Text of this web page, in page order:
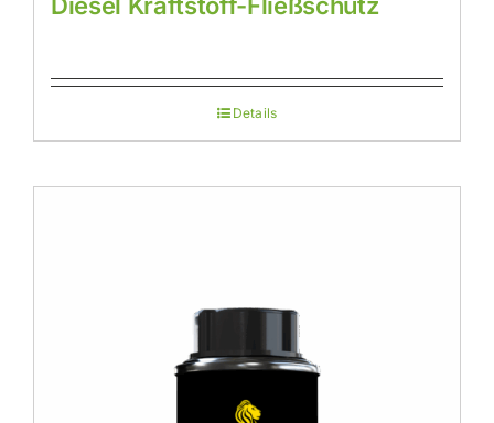
Details